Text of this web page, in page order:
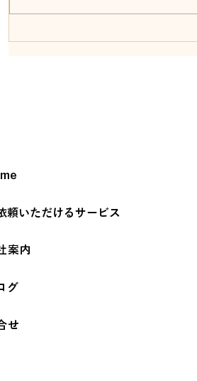
頼いただけるサービス
案内
グ
せ